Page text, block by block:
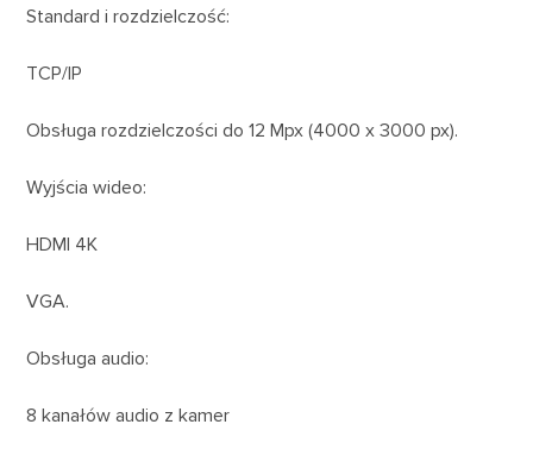
Standard i rozdzielczość:
TCP/IP
Obsługa rozdzielczości do 12 Mpx (4000 x 3000 px).
Wyjścia wideo:
HDMI 4K
VGA.
Obsługa audio:
8 kanałów audio z kamer